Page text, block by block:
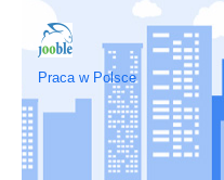
Praca w Polsce